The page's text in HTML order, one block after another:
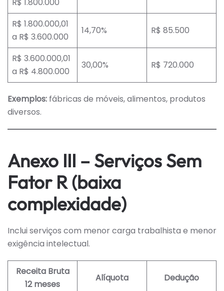
R$ 1.800.000,01
a R$ 3.600.000
14,70% R$ 85.500
R$ 3.600.000,01
a R$ 4.800.000
30,00% R$ 720.000
Exemplos: fábricas de móveis, alimentos, produtos
diversos.
Anexo III – Serviços Sem
Fator R (baixa
complexidade)
Inclui serviços com menor carga trabalhista e menor
exigência intelectual.
Receita Bruta
12 meses
Alíquota Dedução